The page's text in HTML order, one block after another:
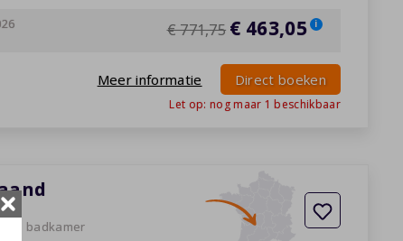
€ 771,75 € 463,05 i
Meer informatie Direct boeken
Let op: nog maar 1 beschikbaar
1 badkamer